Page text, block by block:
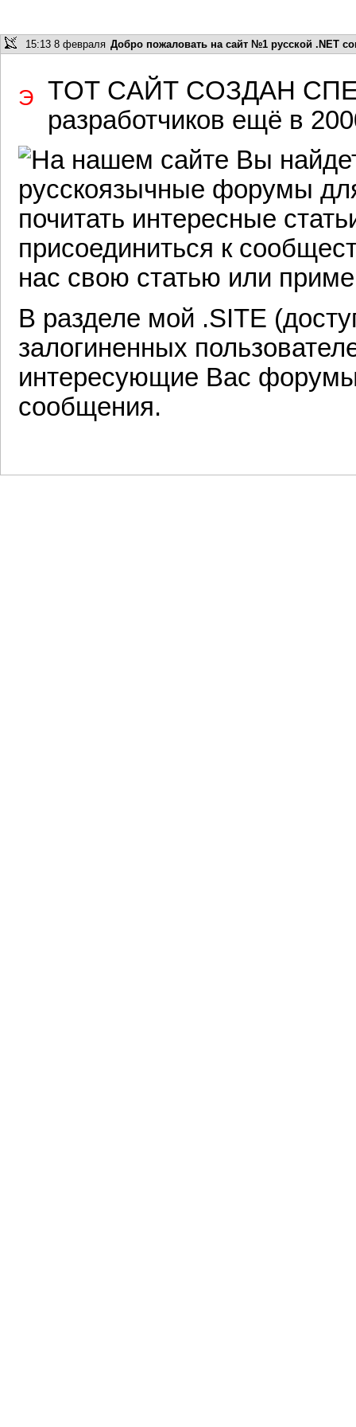
15:13 8 февраля Добро пожаловать на сайт №1 русской .NET
Э тот сайт создан
разработчиков ещё в
На нашем сайте Вы
русскоязычные форумы
почитать интересные
присоединиться к
нас свою статью или
В разделе мой .SITE
залогиненных
интересующие Вас
сообщения.